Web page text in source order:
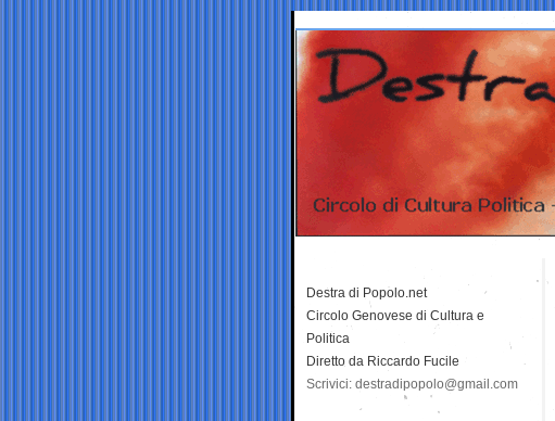
Destra di Popolo.net
Circolo Genovese di Cultura e
Politica
Diretto da Riccardo Fucile
Scrivici: destradipopolo@gmail.com